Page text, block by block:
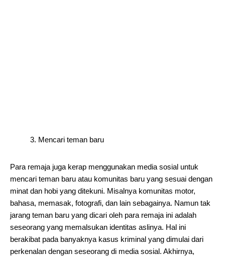
3. Mencari teman baru
Para remaja juga kerap menggunakan media sosial untuk
mencari teman baru atau komunitas baru yang sesuai dengan
minat dan hobi yang ditekuni. Misalnya komunitas motor,
bahasa, memasak, fotografi, dan lain sebagainya. Namun tak
jarang teman baru yang dicari oleh para remaja ini adalah
seseorang yang memalsukan identitas aslinya. Hal ini
berakibat pada banyaknya kasus kriminal yang dimulai dari
perkenalan dengan seseorang di media sosial. Akhirnya,